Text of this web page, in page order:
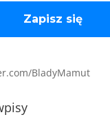
BladyMamut